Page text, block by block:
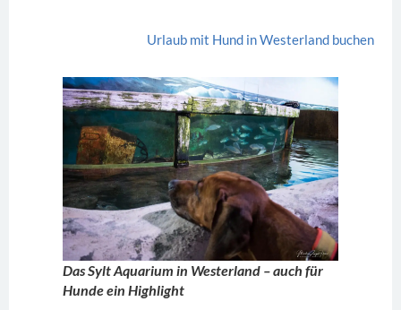
Urlaub mit Hund in Westerland buchen
Das Sylt Aquarium in Westerland – auch für
Hunde ein Highlight